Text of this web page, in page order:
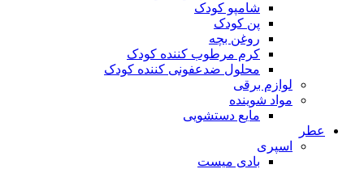
شامپو کودک
پن کودک
روغن بچه
کرم مرطوب کننده کودک
محلول ضدعفونی کننده کودک
لوازم برقی
مواد شوینده
مایع دستشویی
عطر
اسپری
بادی میست